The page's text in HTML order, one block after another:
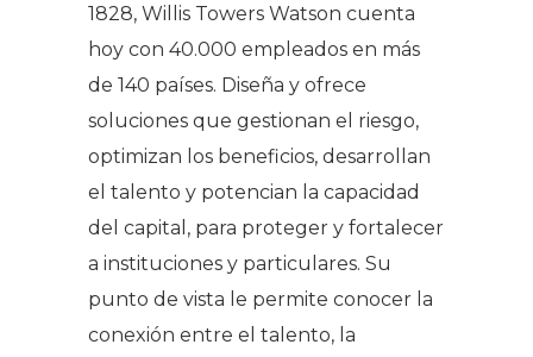
1828, Willis Towers Watson cuenta
hoy con 40.000 empleados en más
de 140 países. Diseña y ofrece
soluciones que gestionan el riesgo,
optimizan los beneficios, desarrollan
el talento y potencian la capacidad
del capital, para proteger y fortalecer
a instituciones y particulares. Su
punto de vista le permite conocer la
conexión entre el talento, la